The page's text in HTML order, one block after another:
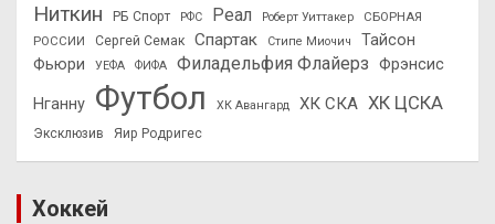
Ниткин
РБ Спорт РФС Реал Роберт Уиттакер
СБОРНАЯ
РОССИИ
Сергей Семак Спартак Стипе Миочич
Тайсон
Фьюри
УЕФА ФИФА Филадельфия Флайерз Фрэнсис
Нганну Футбол ХК Авангард ХК СКА ХК ЦСКА
Эксклюзив Яир Родригес
Хоккей